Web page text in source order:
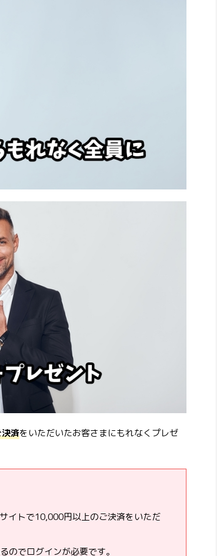
済をいただいたお客さまにもれなくプレゼ
イトで10,000円以上のご決済をいただ
のでログインが必要です。